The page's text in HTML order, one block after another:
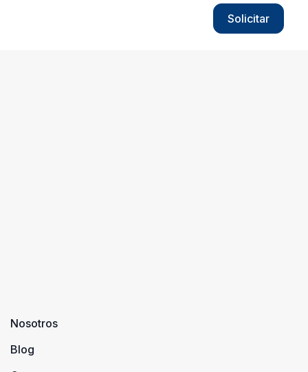
política de privacidad
Solicitar
Nosotros
Blog